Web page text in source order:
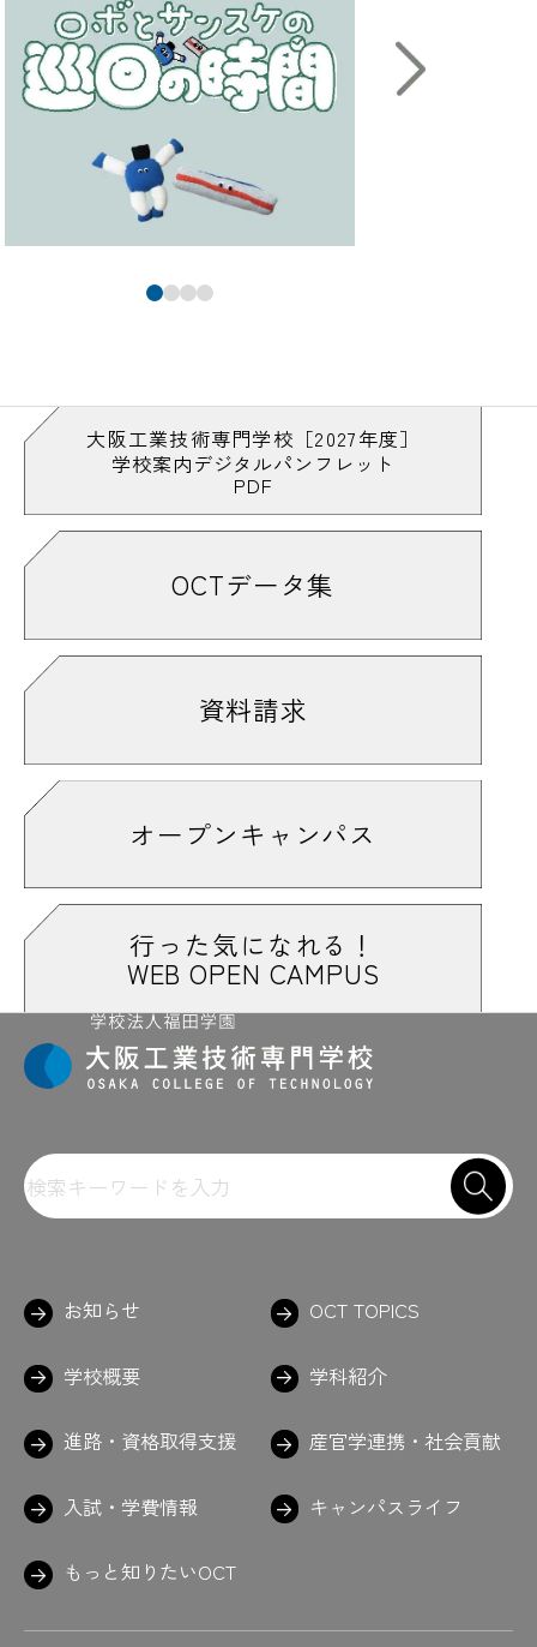
大阪工業技術専門学校［2027年度］
学校案内デジタルパンフレット
PDF
OCTデータ集
資料請求
オープンキャンパス
行った気になれる！
WEB OPEN CAMPUS
お知らせ OCT TOPICS
学校概要 学科紹介
進路・資格取得支援
入試・学費情報 キャンパスライフ
産官学連携・社会貢献
もっと知りたいOCT